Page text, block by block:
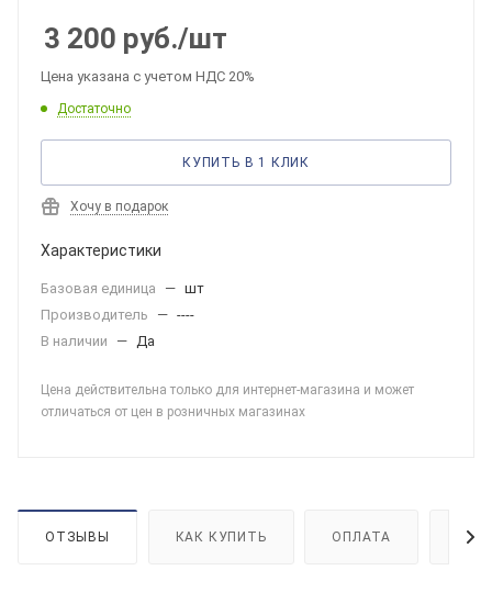
3 200 руб./шт
Цена указана с учетом НДС 20%
Достаточно
КУПИТЬ В 1 КЛИК
Хочу в подарок
Характеристики
Базовая единица — шт
Производитель
— ----
В наличии
— Да
Цена действительна только для интернет-магазина и может
отличаться от цен в розничных магазинах
ОТЗЫВЫ КАК КУПИТЬ ОПЛАТА